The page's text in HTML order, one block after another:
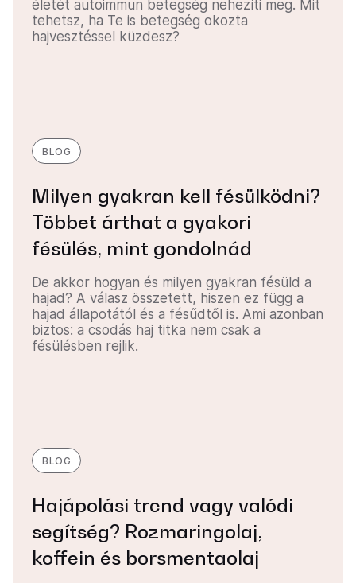
életét autoimmun betegség nehezíti meg. Mit
tehetsz, ha Te is betegség okozta
hajvesztéssel küzdesz?
BLOG
Milyen gyakran kell fésülködni?
Többet árthat a gyakori
fésülés, mint gondolnád
De akkor hogyan és milyen gyakran fésüld a
hajad? A válasz összetett, hiszen ez függ a
hajad állapotától és a fésűdtől is. Ami azonban
biztos: a csodás haj titka nem csak a
fésülésben rejlik.
BLOG
Hajápolási trend vagy valódi
segítség? Rozmaringolaj,
koffein és borsmentaolaj